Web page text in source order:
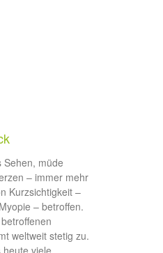
Sehen, müde
– immer mehr
Kurzsichtigkeit –
– betroffen.
weltweit stetig zu.